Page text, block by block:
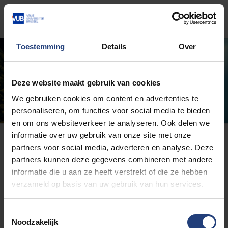
Toestemming Details Over
Deze website maakt gebruik van cookies
We gebruiken cookies om content en advertenties te
personaliseren, om functies voor social media te bieden
en om ons websiteverkeer te analyseren. Ook delen we
informatie over uw gebruik van onze site met onze
partners voor social media, adverteren en analyse. Deze
partners kunnen deze gegevens combineren met andere
informatie die u aan ze heeft verstrekt of die ze hebben
verzameld op basis van uw gebruik van hun services.
Noodzakelijk
Closed
Here you can find the program for the
eventProgramme_StutteringSymposiumVUB